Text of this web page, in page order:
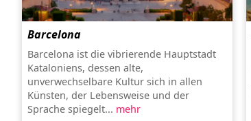
Barcelona
Barcelona ist die vibrierende Hauptstadt
Kataloniens, dessen alte,
unverwechselbare Kultur sich in allen
Künsten, der Lebensweise und der
Sprache spiegelt... mehr